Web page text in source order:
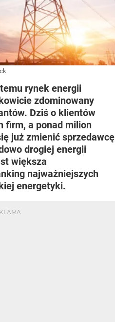
rynek energii
zdominowany
Dziś o klientów
firm, a ponad milion
już zmienić sprzedawcę
drogiej energii
większa
najważniejszych
energetyki.